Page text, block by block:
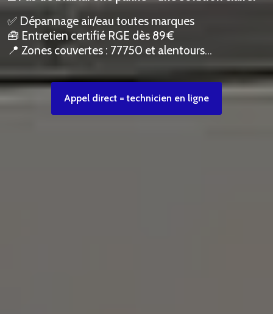
✅ Dépannage air/eau toutes marques
🧰 Entretien certifié RGE dès 89 €
📍 Zones couvertes : 77750 et alentours…
Appel direct = technicien en ligne